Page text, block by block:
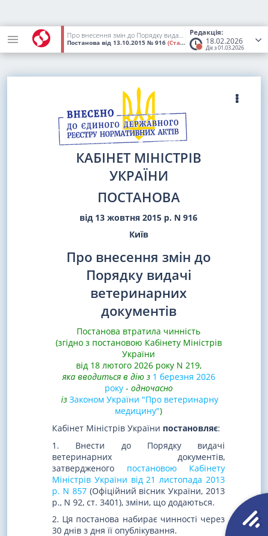
Редакція:
18.02.2026
Діє з 01.03.2026
Про внесення змін до Порядку видачі ветеринарних документів
Постанова від 13.10.2015 № 916 (Статус: Втратив чинність)
КАБІНЕТ МІНІСТРІВ
УКРАЇНИ
ПОСТАНОВА
від 13 жовтня 2015 р. N 916
Київ
Про внесення змін до
Порядку видачі
ветеринарних
документів
Постанова втратила чинність
(згідно з постановою Кабінету Міністрів
України
від 18 лютого 2026 року N 219,
яка вводиться в дію з 1 березня 2026
року - одночасно
із Законом України "Про ветеринарну
медицину")
Кабінет Міністрів України постановляє:
1. Внести до Порядку видачі
ветеринарних документів,
затвердженого постановою Кабінету
Міністрів України від 21 листопада 2013
р. N 857(Офіційний вісник України, 2013
р., N 92, ст. 3401), зміни, що додаються.
2. Ця постанова набирає чинності через
30 днів з дня її опублікування.